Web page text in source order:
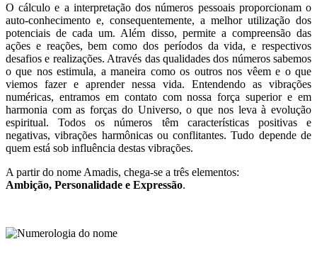
O cálculo e a interpretação dos números pessoais proporcionam o
auto-conhecimento e, consequentemente, a melhor utilização dos
potenciais de cada um. Além disso, permite a compreensão das
ações e reações, bem como dos períodos da vida, e respectivos
desafios e realizações. Através das qualidades dos números sabemos
o que nos estimula, a maneira como os outros nos vêem e o que
viemos fazer e aprender nessa vida. Entendendo as vibrações
numéricas, entramos em contato com nossa força superior e em
harmonia com as forças do Universo, o que nos leva à evolução
espiritual. Todos os números têm características positivas e
negativas, vibrações harmônicas ou conflitantes. Tudo depende de
quem está sob influência destas vibrações.
A partir do nome Amadis, chega-se a três elementos:
Ambição, Personalidade e Expressão.